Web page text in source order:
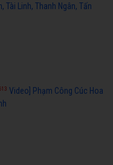
Tài Linh, Thanh Ngân, Tấn
Video] Phạm Công Cúc Hoa